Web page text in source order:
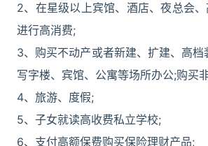
2、在星级以上宾馆、酒店、夜总会
进行高消费;
3、购买不动产或者新建、扩建、高档
写字楼、宾馆、公寓等场所办公;购买
4、旅游、度假;
5、子女就读高收费私立学校;
6、支付高额保费购买保险理财产品;